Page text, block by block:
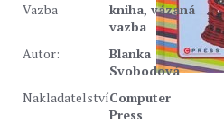
Vazba
kniha, vázaná
vazba
Autor:
Blanka
Svobodová
NakladatelstvíComputer
Press